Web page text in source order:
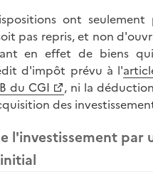
ont
pas repris, et non
en effet de biens
d'impôt prévu à l'
du CGI , ni la
des
l'investissement